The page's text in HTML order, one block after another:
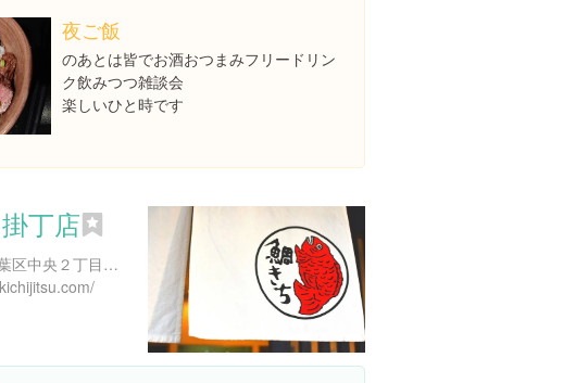
夜ご飯
のあとは皆でお酒おつまみフリードリン
ク飲みつつ雑談会
楽しいひと時です
丁店
宮城県仙台市青葉区中央２丁目１-３０